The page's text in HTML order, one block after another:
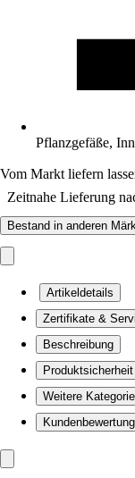
Pflanzgefäße,
Vom Markt liefern
Zeitnahe Lieferung
Bestand in anderen
Artikeldetails
Zertifikate &
Beschreibung
Produktsicherheit
Weitere